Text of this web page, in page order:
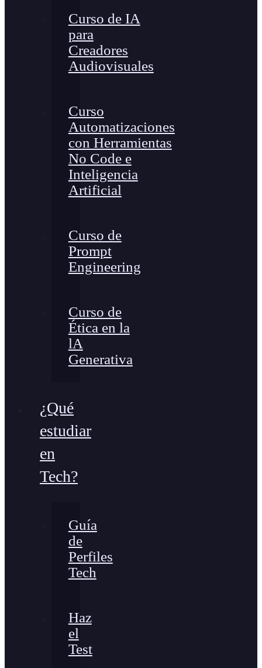
Curso de IA
para
Creadores
Audiovisuales
Curso
Automatizaciones
con Herramientas
No Code e
Inteligencia
Artificial
Curso de
Prompt
Engineering
Curso de
Ética en la
lA
Generativa
¿Qué
estudiar
en
Tech?
Guía
de
Perfiles
Tech
Haz
el
Test